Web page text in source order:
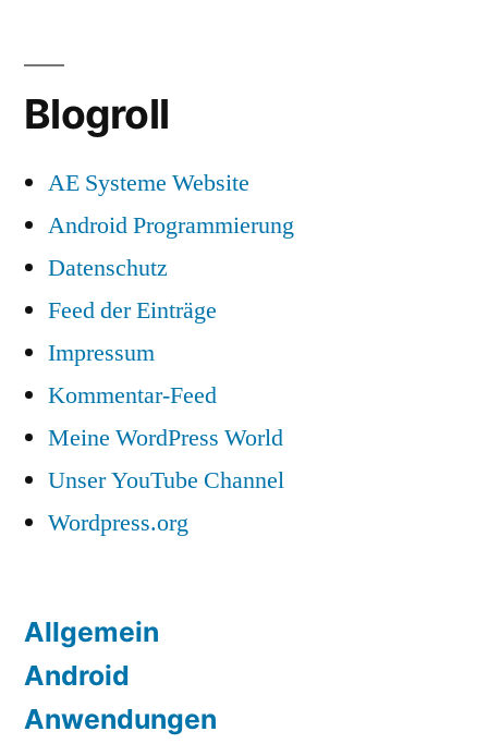
Blogroll
AE Systeme Website
Android Programmierung
Datenschutz
Feed der Einträge
Impressum
Kommentar-Feed
Meine WordPress World
Unser YouTube Channel
Wordpress.org
Allgemein
Android
Anwendungen